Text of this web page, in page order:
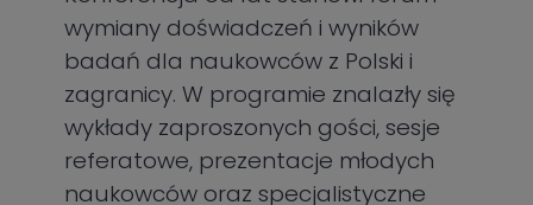
wymiany doświadczeń i wyników
badań dla naukowców z Polski i
zagranicy. W programie znalazły się
wykłady zaproszonych gości, sesje
referatowe, prezentacje młodych
naukowców oraz specjalistyczne